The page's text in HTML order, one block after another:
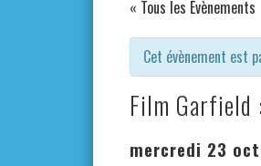
« Tous les Évènements
Cet évènement est
Film Garfield
mercredi 23